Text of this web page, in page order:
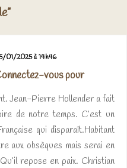
01/2025 à 14h46
Jean-Pierre Hollender a fait
de notre temps. C’est un
qui disparaît.Habitant
aux obsèques mais serai en
repose en paix. Christian
vous pour